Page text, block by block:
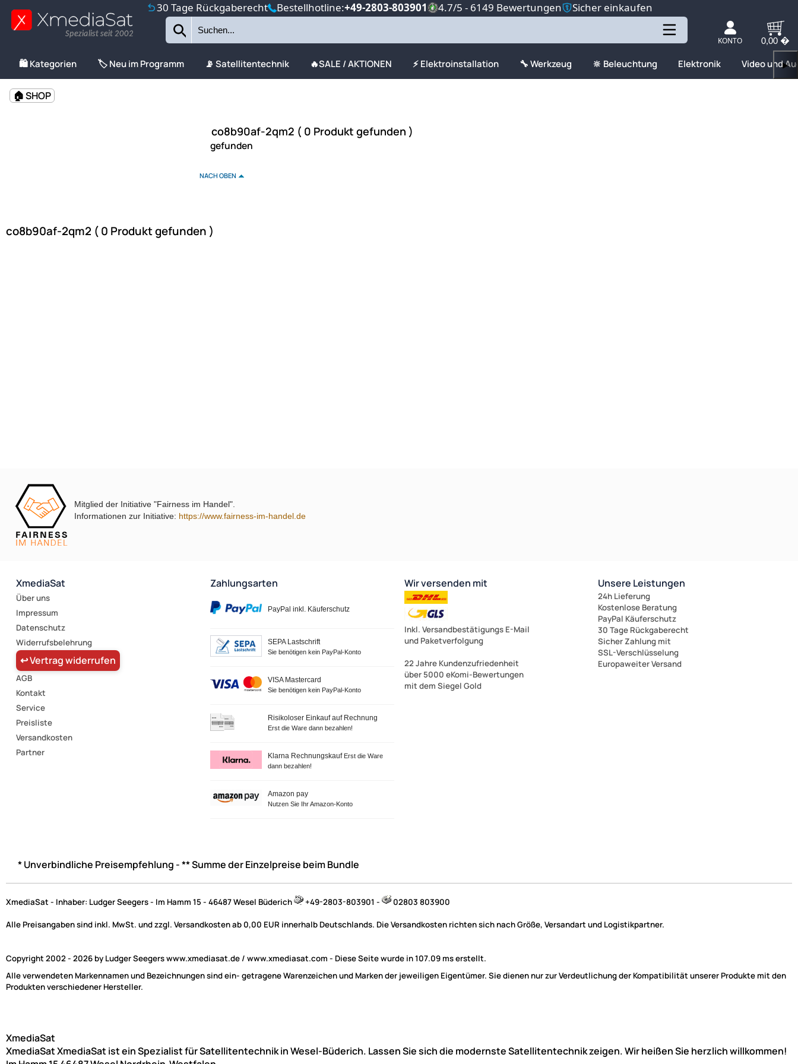
30 Tage Rückgaberecht Bestellhotline:+49-2803-803901 4.7/5 - 6149 Bewertungen Sicher einkaufen
Spezialist seit 2002
KONTO 0,00 �
🛍️ Kategorien 🏷️ Neu im Programm 📡 Satellitentechnik 🔥SALE / AKTIONEN ⚡ Elektroinstallation 🔧 Werkzeug 🔆 Beleuchtung Elektronik Video und▶
🏠 SHOP
co8b90af-2qm2 ( 0 Produkt gefunden )
gefunden
NACH OBEN
co8b90af-2qm2 ( 0 Produkt gefunden )
Mitglied der Initiative "Fairness im Handel".
Informationen zur Initiative: https://www.fairness-im-handel.de
XmediaSat
Über uns
Impressum
Datenschutz
Widerrufsbelehrung
↩ Vertrag widerrufen
AGB
Kontakt
Service
Preisliste
Versandkosten
Partner
Zahlungsarten
PayPal inkl. Käuferschutz
SEPA Lastschrift
Sie benötigen kein PayPal-Konto
VISA Mastercard
Sie benötigen kein PayPal-Konto
Risikoloser Einkauf auf Rechnung
Erst die Ware dann bezahlen!
Klarna Rechnungskauf Erst die Ware
dann bezahlen!
Amazon pay
Nutzen Sie Ihr Amazon-Konto
Wir versenden mit
Inkl. Versandbestätigungs E-Mail
und Paketverfolgung
22 Jahre Kundenzufriedenheit
über 5000 eKomi-Bewertungen
mit dem Siegel Gold
Unsere Leistungen
24h Lieferung
Kostenlose Beratung
PayPal Käuferschutz
30 Tage Rückgaberecht
Sicher Zahlung mit
SSL-Verschlüsselung
Europaweiter Versand
* Unverbindliche Preisempfehlung - ** Summe der Einzelpreise beim Bundle
XmediaSat - Inhaber: Ludger Seegers - Im Hamm 15 - 46487 Wesel Büderich +49-2803-803901 - 02803 803900
Alle Preisangaben sind inkl. MwSt. und zzgl. Versandkosten ab 0,00 EUR innerhalb Deutschlands. Die Versandkosten richten sich nach Größe, Versandart und Logistikpartner.
Copyright 2002 - 2026 by Ludger Seegers www.xmediasat.de / www.xmediasat.com - Diese Seite wurde in 107.09 ms erstellt.
Alle verwendeten Markennamen und Bezeichnungen sind ein- getragene Warenzeichen und Marken der jeweiligen Eigentümer. Sie dienen nur zur Verdeutlichung der Kompatibilität unserer Produkte mit den
Produkten verschiedener Hersteller.
XmediaSat
XmediaSatXmediaSat ist ein Spezialist für Satellitentechnik in Wesel-Büderich. Lassen Sie sich die modernste Satellitentechnik zeigen. Wir heißen Sie herzlich willkommen!